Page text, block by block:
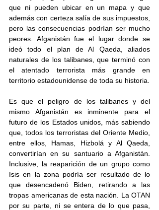
que ni pueden ubicar en un mapa y que
además con certeza salía de sus impuestos,
pero las consecuencias podrían ser mucho
peores. Afganistán fue el lugar donde se
ideó todo el plan de Al Qaeda, aliados
naturales de los talibanes, que terminó con
el atentado terrorista más grande en
Es que el peligro de los talibanes y del
mismo Afganistán es inminente para el
futuro de los Estados unidos, más sabiendo
que, todos los terroristas del Oriente Medio,
entre ellos, Hamas, Hizbolá y Al Qaeda,
convertirían en su santuario a Afganistán.
Inclusive, la reaparición de un grupo como
Isis en la zona podría ser resultado de lo
que desencadenó Biden, retirando a las
tropas americanas de esta nación. La OTAN
por su parte, ni se entera de lo que pasa,